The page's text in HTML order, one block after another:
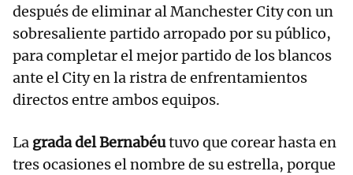
después de eliminar al Manchester City con un
sobresaliente partido arropado por su público,
para completar el mejor partido de los blancos
ante el City en la ristra de enfrentamientos
directos entre ambos equipos.
La grada del Bernabéutuvo que corear hasta en
tres ocasiones el nombre de su estrella, porque